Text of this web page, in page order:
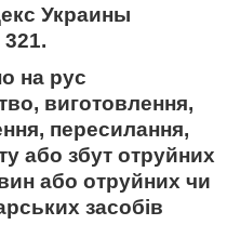
Украины
321.
на рус
виготовлення,
пересилання,
або збут отруйних
або отруйних чи
засобів